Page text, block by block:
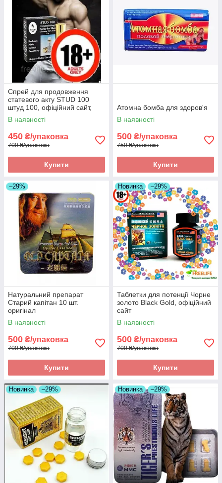
Спрей для продовження
статевого акту STUD 100
штуд 100, офіційний сайт,
оригінал
В наявності
450 ₴/упаковка
700 ₴/упаковка
Купити
Атомна бомба для здоров'я
В наявності
500 ₴/упаковка
750 ₴/упаковка
Купити
–29%
Натуральний препарат
Старий капітан 10 шт.
оригінал
В наявності
500 ₴/упаковка
700 ₴/упаковка
Купити
Новинка –29%
Таблетки для потенції Чорне
золото Black Gold, офіційний
сайт
В наявності
500 ₴/упаковка
700 ₴/упаковка
Купити
Новинка –29% Новинка –29%